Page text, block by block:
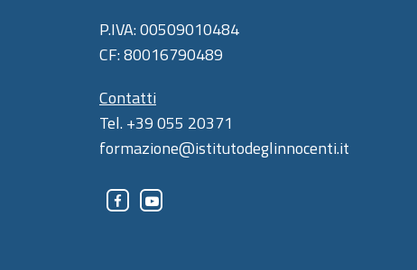
P.IVA: 00509010484
CF: 80016790489
Contatti
Tel. +39 055 20371
formazione@istitutodeglinnocenti.it